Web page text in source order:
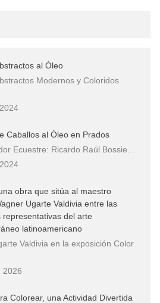
al Óleo
Modernos y Coloridos
Caballos al Óleo en Prados
Ecuestre: Ricardo Raúl Bossie…
obra que sitúa al maestro
Ugarte Valdivia entre las
representativas del arte
latinoamericano
Valdivia en la exposición Color
2026
Colorear, una Actividad Divertida